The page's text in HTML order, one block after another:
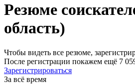
Резюме
область)
Чтобы видеть все резюме,
После регистрации покажем ещё 7
Зарегистрироваться
За всё время